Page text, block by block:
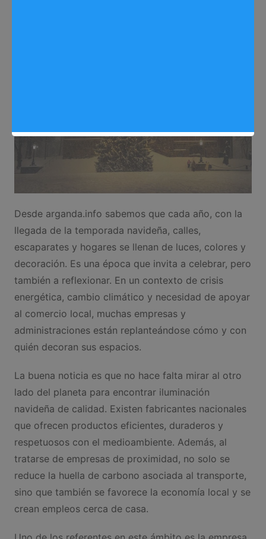
Desde arganda.info sabemos que cada año, con la
llegada de la temporada navideña, calles,
escaparates y hogares se llenan de luces, colores y
decoración. Es una época que invita a celebrar, pero
también a reflexionar. En un contexto de crisis
energética, cambio climático y necesidad de apoyar
al comercio local, muchas empresas y
administraciones están replanteándose cómo y con
quién decoran sus espacios.
La buena noticia es que no hace falta mirar al otro
lado del planeta para encontrar iluminación
navideña de calidad. Existen fabricantes nacionales
que ofrecen productos eficientes, duraderos y
respetuosos con el medioambiente. Además, al
tratarse de empresas de proximidad, no solo se
reduce la huella de carbono asociada al transporte,
sino que también se favorece la economía local y se
crean empleos cerca de casa.